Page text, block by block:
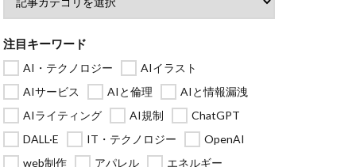
注目キーワード
AI・テクノロジー
AIイラスト
AIサービス
AIと倫理
AIと情報漏洩
AIライティング
AI規制
ChatGPT
DALL·E
IT・テクノロジー
OpenAI
web制作
アパレル
エネルギー